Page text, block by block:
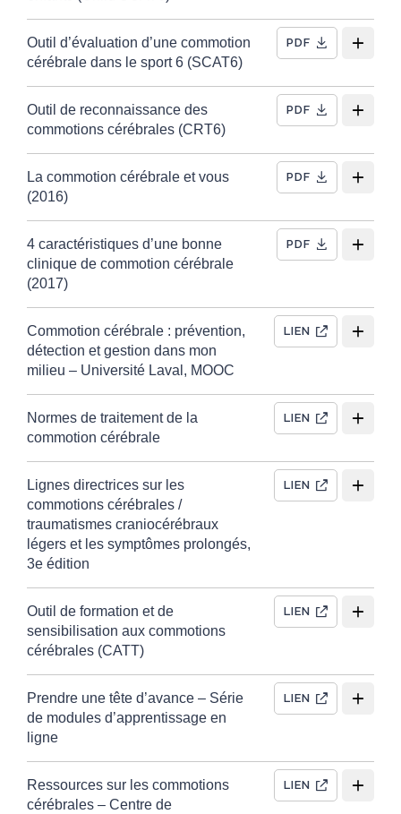
Outil d’évaluation d’une commotion
cérébrale dans le sport 6 (SCAT6)
PDF
Outil de reconnaissance des
commotions cérébrales (CRT6)
PDF
La commotion cérébrale et vous
(2016)
PDF
4 caractéristiques d’une bonne
clinique de commotion cérébrale
(2017)
PDF
Commotion cérébrale : prévention,
détection et gestion dans mon
milieu – Université Laval, MOOC
LIEN
Normes de traitement de la
commotion cérébrale
LIEN
Lignes directrices sur les
commotions cérébrales /
traumatismes craniocérébraux
légers et les symptômes prolongés,
3e édition
LIEN
Outil de formation et de
sensibilisation aux commotions
cérébrales (CATT)
LIEN
Prendre une tête d’avance – Série
de modules d’apprentissage en
ligne
LIEN
Ressources sur les commotions
cérébrales – Centre de
LIEN